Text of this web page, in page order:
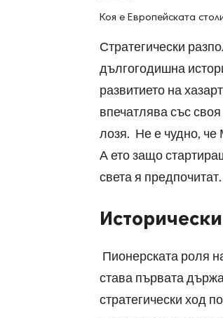
Коя е Европейската
Стратегически
дългогодишна
развитието на
впечатлява със
лозя. Не е чудно, че
А ето защо
света я предпочитат.
Пионерската роля
става първата
стратегически ход